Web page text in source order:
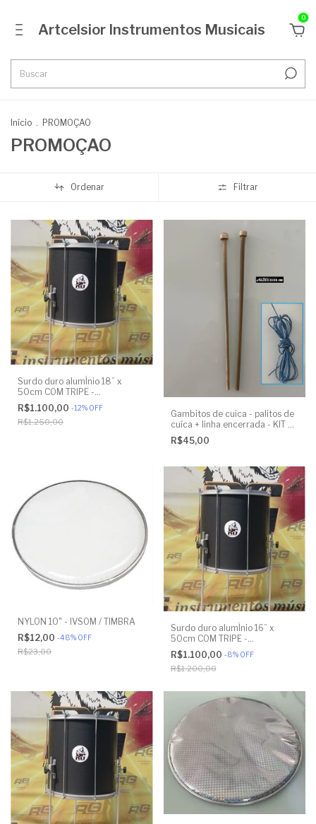
Artcelsior Instrumentos Musicais
0
Início . PROMOÇAO
PROMOÇAO
Ordenar Filtrar
Surdo duro alumÍnio 18” x
50cm COM TRIPE -
ENVELOPADO EM PRETO - RG
INSTRUMENTOS
R$1.100,00 -12% OFF
R$1.250,00
Gambitos de cuica - palitos de
cuíca + linha encerrada - KIT 2
UNIDADES
R$45,00
NYLON 10" - IVSOM / TIMBRA
R$12,00 -48% OFF
R$23,00
Surdo duro alumÍnio 16” x
50cm COM TRIPE -
ENVELOPADO EM PRETO - RG
INSTRUMENTOS
R$1.100,00 -8% OFF
R$1.200,00